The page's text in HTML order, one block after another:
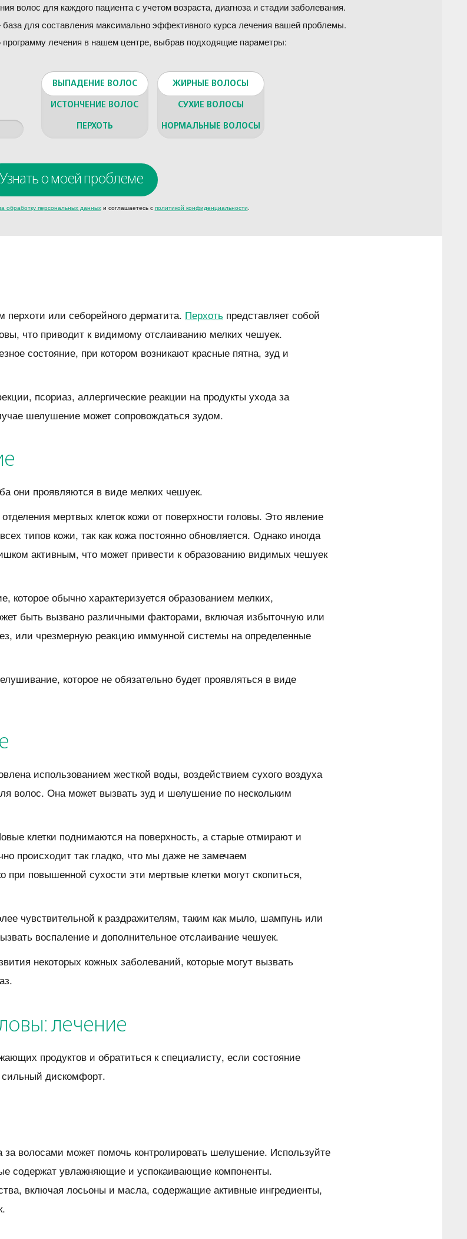
волос для каждого пациента с учетом возраста, диагноза и стадии заболевания.
для составления максимально эффективного курса лечения вашей проблемы.
лечения в нашем центре, выбрав подходящие параметры:
ВЫПАДЕНИЕ ВОЛОС
ИСТОНЧЕНИЕ ВОЛОС
ПЕРХОТЬ
ЖИРНЫЕ ВОЛОСЫ
СУХИЕ ВОЛОСЫ
НОРМАЛЬНЫЕ ВОЛОСЫ
Узнать о моей проблеме
обработку персональных данныхи соглашаетесь с политикой конфиденциальности.
или себорейного дерматита. Перхоть представляет собой
что приводит к видимому отслаиванию мелких чешуек.
состояние, при котором возникают красные пятна, зуд и
псориаз, аллергические реакции на продукты ухода за
шелушение может сопровождаться зудом.
они проявляются в виде мелких чешуек.
мертвых клеток кожи от поверхности головы. Это явление
типов кожи, так как кожа постоянно обновляется. Однако иногда
активным, что может привести к образованию видимых чешуек
которое обычно характеризуется образованием мелких,
быть вызвано различными факторами, включая избыточную или
или чрезмерную реакцию иммунной системы на определенные
которое не обязательно будет проявляться в виде
использованием жесткой воды, воздействием сухого воздуха
волос. Она может вызвать зуд и шелушение по нескольким
клетки поднимаются на поверхность, а старые отмирают и
происходит так гладко, что мы даже не замечаем
повышенной сухости эти мертвые клетки могут скопиться,
чувствительной к раздражителям, таким как мыло, шампунь или
воспаление и дополнительное отслаивание чешуек.
некоторых кожных заболеваний, которые могут вызвать
лечение
продуктов и обратиться к специалисту, если состояние
сильный дискомфорт.
волосами может помочь контролировать шелушение. Используйте
содержат увлажняющие и успокаивающие компоненты.
включая лосьоны и масла, содержащие активные ингредиенты,